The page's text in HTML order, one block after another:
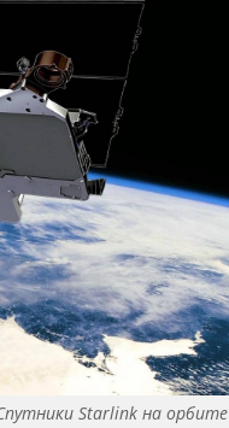
Starlink на орбите